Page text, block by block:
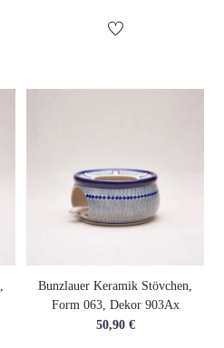
Bunzlauer Keramik Stövchen,
Form 063, Dekor 903Ax
50,90 €